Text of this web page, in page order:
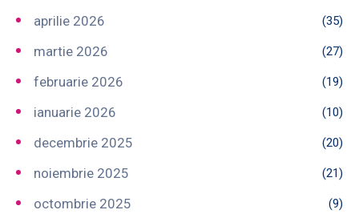
aprilie 2026 (35)
martie 2026 (27)
februarie 2026 (19)
ianuarie 2026 (10)
decembrie 2025 (20)
noiembrie 2025 (21)
octombrie 2025 (9)